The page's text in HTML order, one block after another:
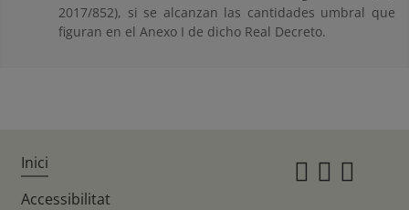
2017/852), si se alcanzan las cantidades umbral que
figuran en el Anexo I de dicho Real Decreto.
Inici
Accessibilitat